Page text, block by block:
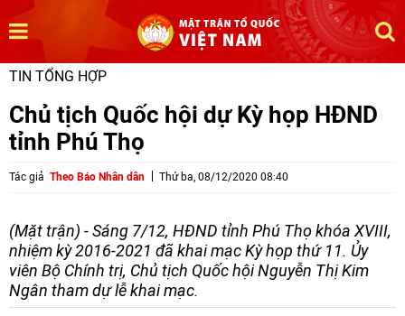
TIN TỔNG HỢP
Chủ tịch Quốc hội dự Kỳ họp HĐND
tỉnh Phú Thọ
Tác giả Theo Báo Nhân dân Thứ ba, 08/12/2020 08:40
(Mặt trận) - Sáng 7/12, HĐND tỉnh Phú Thọ khóa XVIII,
nhiệm kỳ 2016-2021 đã khai mạc Kỳ họp thứ 11. Ủy
viên Bộ Chính trị, Chủ tịch Quốc hội Nguyễn Thị Kim
Ngân tham dự lễ khai mạc.